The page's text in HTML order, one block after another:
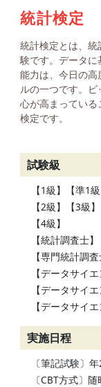
統計検定
統計検定とは、
験です。データ
能力は、今日の
ルの一つです。
心が高まってい
検定です。
試験級
【1級】【準1級
【2級】【3級】
【4級】
【統計調査士】
【専門統計調査
【データサイ
【データサイ
【データサイ
実施日程
〔筆記試験〕
〔CBT方式〕随